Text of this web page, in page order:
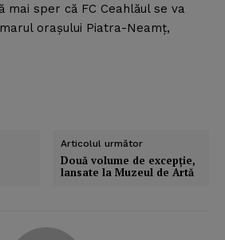
mai sper că FC Ceahlăul se va
oraşului Piatra-Neamţ,
Articolul următor
Două volume de excepţie,
lansate la Muzeul de Artă